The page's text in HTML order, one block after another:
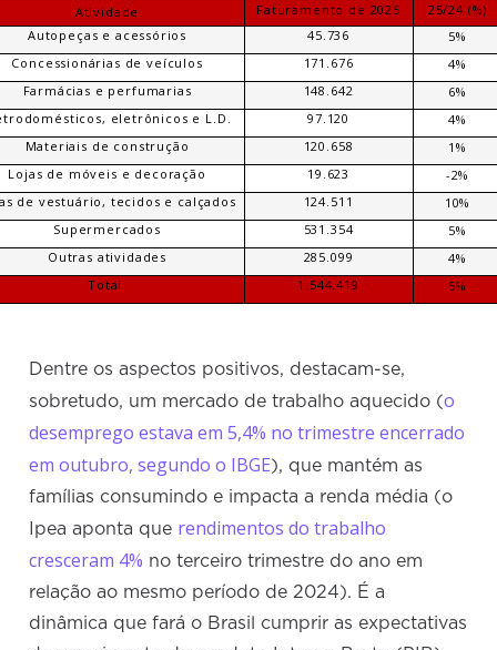
Atividade Faturamento de 2025
25/24 (%)
Autopeças e acessórios
45.736
5%
Concessionárias de veículos
171.676
4%
Farmácias e perfumarias
148.642
6%
eletrônicos e L.D.
97.120
4%
Materiais de construção
120.658
1%
Lojas de móveis e decoração
19.623
-2%
de vestuário, tecidos e calçados
124.511
10%
Supermercados
531.354
5%
Outras atividades
285.099
4%
Total
1.544.419 5%
Dentre os aspectos positivos, destacam-se,
sobretudo, um mercado de trabalho aquecido (o
desemprego estava em 5,4% no trimestre encerrado
em outubro, segundo o IBGE), que mantém as
famílias consumindo e impacta a renda média (o
Ipea aponta que rendimentos do trabalho
cresceram 4% no terceiro trimestre do ano em
relação ao mesmo período de 2024). É a
dinâmica que fará o Brasil cumprir as expectativas